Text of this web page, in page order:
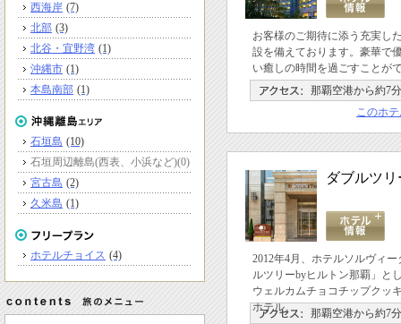
お客様のご期待に添う充実し
設を備えております。豪華で
い癒しの時間を過ごすことが
那覇空港から約7分
このホ
ダブルツ
2012年4月、ホテルソルヴィ
ルツリーbyヒルトン那覇」と
ウェルカムチョコチップクッ
ホテル。
那覇空港から約7分
西海岸 (7)
北部 (3)
北谷・宜野湾 (1)
沖縄市 (1)
本島南部 (1)
石垣島 (10)
石垣周辺離島(西表、小浜など)(0)
宮古島 (2)
久米島 (1)
ホテルチョイス (4)